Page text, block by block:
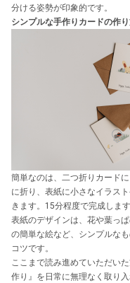
分ける姿勢が印象的です。
シンプルな手作りカードの作
簡単なのは、二つ折りカード
に折り、表紙に小さなイラス
きます。15分程度で完成します
表紙のデザインは、花や葉っ
の簡単な絵など、シンプルな
コツです。
ここまで読み進めていただい
作り』を日常に無理なく取り